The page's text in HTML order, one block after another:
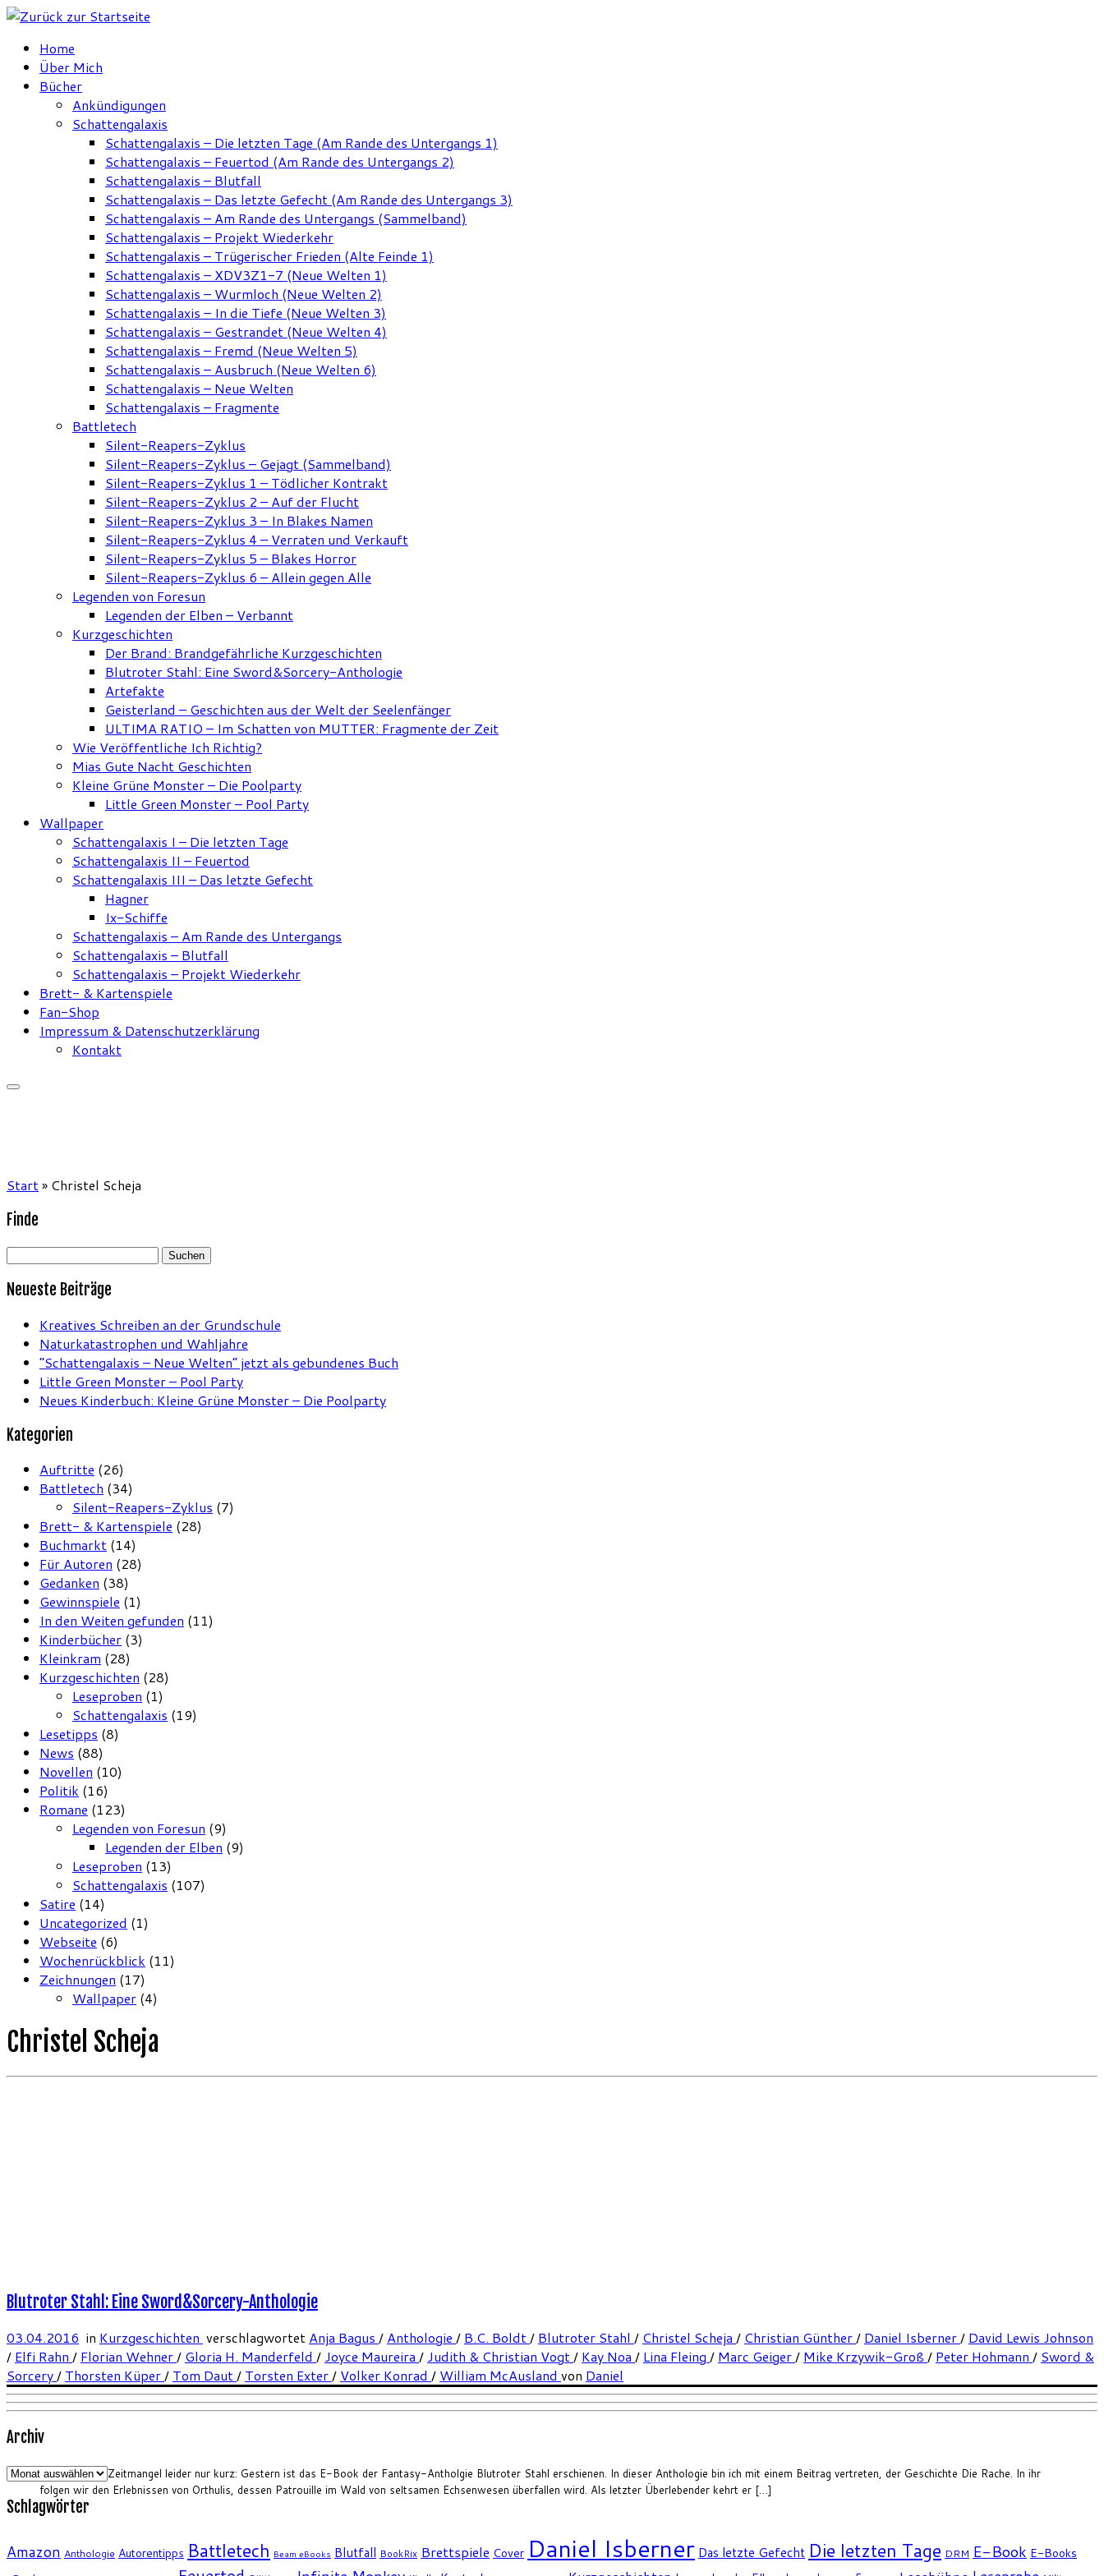
Zum
springenHome
Über Mich
Bücher
Ankündigungen
Schattengalaxis
Schattengalaxis – Die letzten Tage (Am Rande des Untergangs 1)
Schattengalaxis – Feuertod (Am Rande des Untergangs 2)
Schattengalaxis – Blutfall
Schattengalaxis – Das letzte Gefecht (Am Rande des Untergangs 3)
Schattengalaxis – Am Rande des Untergangs (Sammelband)
Schattengalaxis – Projekt Wiederkehr
Schattengalaxis – Trügerischer Frieden (Alte Feinde 1)
Schattengalaxis – XDV3Z1-7 (Neue Welten 1)
Schattengalaxis – Wurmloch (Neue Welten 2)
Schattengalaxis – In die Tiefe (Neue Welten 3)
Schattengalaxis – Gestrandet (Neue Welten 4)
Schattengalaxis – Fremd (Neue Welten 5)
Schattengalaxis – Ausbruch (Neue Welten 6)
Schattengalaxis – Neue Welten
Schattengalaxis – Fragmente
Battletech
Silent-Reapers-Zyklus
Silent-Reapers-Zyklus – Gejagt (Sammelband)
Silent-Reapers-Zyklus 1 – Tödlicher Kontrakt
Silent-Reapers-Zyklus 2 – Auf der Flucht
Silent-Reapers-Zyklus 3 – In Blakes Namen
Silent-Reapers-Zyklus 4 – Verraten und Verkauft
Silent-Reapers-Zyklus 5 – Blakes Horror
Silent-Reapers-Zyklus 6 – Allein gegen Alle
Legenden von Foresun
Legenden der Elben – Verbannt
Kurzgeschichten
Der Brand: Brandgefährliche Kurzgeschichten
Blutroter Stahl: Eine Sword&Sorcery-Anthologie
Artefakte
Geisterland – Geschichten aus der Welt der Seelenfänger
ULTIMA RATIO – Im Schatten von MUTTER: Fragmente der Zeit
Wie Veröffentliche Ich Richtig?
Mias Gute Nacht Geschichten
Kleine Grüne Monster – Die Poolparty
Little Green Monster – Pool Party
Wallpaper
Schattengalaxis I – Die letzten Tage
Schattengalaxis II – Feuertod
Schattengalaxis III – Das letzte Gefecht
Hagner
Ix-Schiffe
Schattengalaxis – Am Rande des Untergangs
Schattengalaxis – Blutfall
Schattengalaxis – Projekt Wiederkehr
Brett- & Kartenspiele
Fan-Shop
Impressum & Datenschutzerklärung
Kontakt
Start» Christel Scheja
Finde
Suchen
Neueste Beiträge
Kreatives Schreiben an der Grundschule
Naturkatastrophen und Wahljahre
“Schattengalaxis – Neue Welten” jetzt als gebundenes Buch
Little Green Monster – Pool Party
Neues Kinderbuch: Kleine Grüne Monster – Die Poolparty
Kategorien
Auftritte (26)
Battletech (34)
Silent-Reapers-Zyklus (7)
Brett- & Kartenspiele (28)
Buchmarkt (14)
Für Autoren (28)
Gedanken (38)
Gewinnspiele (1)
In den Weiten gefunden (11)
Kinderbücher (3)
Kleinkram (28)
Kurzgeschichten (28)
Leseproben (1)
Schattengalaxis (19)
Lesetipps (8)
News (88)
Novellen (10)
Politik (16)
Romane (123)
Legenden von Foresun (9)
Legenden der Elben (9)
Leseproben (13)
Schattengalaxis (107)
Satire (14)
Uncategorized (1)
Webseite (6)
Wochenrückblick (11)
Zeichnungen (17)
Wallpaper (4)
Christel Scheja
Aufgrund von Zeitmangel leider nur kurz: Gestern ist das E-Book der Fantasy-Antholgie Blutroter Stahl erschienen. In dieser Anthologie bin ich mit einem Beitrag vertreten, der Geschichte Die Rache. In ihr
folgen wir den Erlebnissen von Orthulis, dessen Patrouille im Wald von seltsamen Echsenwesen überfallen wird. Als letzter Überlebender kehrt er […]
Blutroter Stahl: Eine Sword&Sorcery-Anthologie
03.04.2016 in Kurzgeschichten verschlagwortet Anja Bagus / Anthologie / B.C. Boldt/ Blutroter Stahl / Christel Scheja / Christian Günther/ Daniel Isberner/ David Lewis Johnson
/ Elfi Rahn / Florian Wehner/ Gloria H. Manderfeld / Joyce Maureira / Judith & Christian Vogt/ Kay Noa / Lina Fleing / Marc Geiger/ Mike Krzywik-Groß / Peter Hohmann / Sword &
Sorcery/ Thorsten Küper/ Tom Daut/ Torsten Exter/ Volker Konrad / William McAusland von Daniel
Archiv
Archiv
Schlagwörter
Amazon Anthologie Autorentipps Battletech Beam eBooks Blutfall BookRix Brettspiele Cover Daniel Isberner Das letzte Gefecht Die letzten Tage DRM E-Book E-Books